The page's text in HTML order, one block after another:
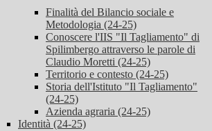
Finalità del Bilancio sociale e
Metodologia (24-25)
Conoscere l'IIS "Il Tagliamento" di
Spilimbergo attraverso le parole di
Claudio Moretti (24-25)
Territorio e contesto (24-25)
Storia dell'Istituto "Il Tagliamento"
(24-25)
Azienda agraria (24-25)
Identità (24-25)